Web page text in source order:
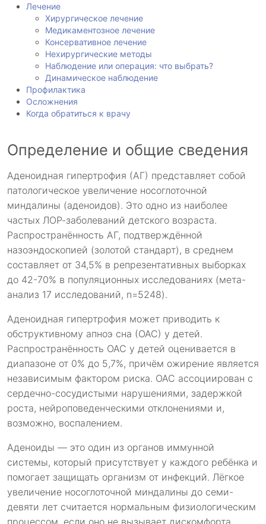
Лечение
Хирургическое лечение
Медикаментозное лечение
Консервативное лечение
Нехирургические методы
Наблюдение или операция: что выбрать?
Динамическое наблюдение
Профилактика
Осложнения
Когда обратиться к врачу
Определение и общие сведения
Аденоидная гипертрофия (АГ) представляет собой
патологическое увеличение носоглоточной
миндалины (аденоидов). Это одно из наиболее
частых ЛОР-заболеваний детского возраста.
Распространённость АГ, подтверждённой
назоэндоскопией (золотой стандарт), в среднем
составляет от 34,5% в репрезентативных выборках
до 42-70% в популяционных исследованиях (мета-
анализ 17 исследований, n=5248).
Аденоидная гипертрофия может приводить к
обструктивному апноэ сна (ОАС) у детей.
Распространённость ОАС у детей оценивается в
диапазоне от 0% до 5,7%, причём ожирение является
независимым фактором риска. ОАС ассоциирован с
сердечно-сосудистыми нарушениями, задержкой
роста, нейроповеденческими отклонениями и,
возможно, воспалением.
Аденоиды — это один из органов иммунной
системы, который присутствует у каждого ребёнка и
помогает защищать организм от инфекций. Лёгкое
увеличение носоглоточной миндалины до семи-
девяти лет считается нормальным физиологическим
процессом, если оно не вызывает дискомфорта.